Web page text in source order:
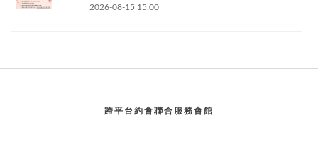
2026-08-15 15:00
跨平台約會聯合服務會館